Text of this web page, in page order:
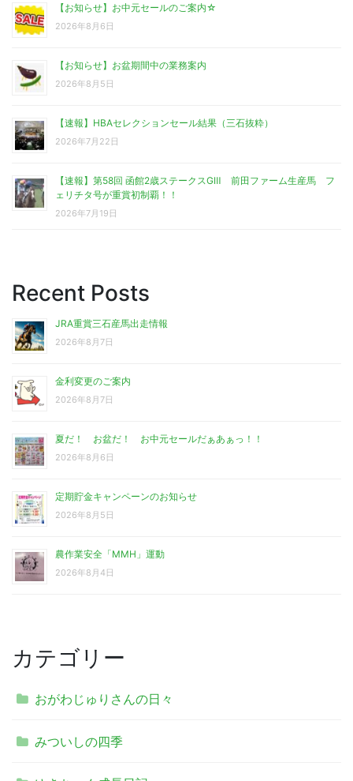
【お知らせ】お中元セールのご案内☆
2026年8月6日
【お知らせ】お盆期間中の業務案内
2026年8月5日
【速報】HBAセレクションセール結果（三石抜粋）
2026年7月22日
【速報】第58回 函館2歳ステークスGⅢ 前田ファーム生産馬 フ
ェリチタ号が重賞初制覇！！
2026年7月19日
Recent Posts
JRA重賞三石産馬出走情報
2026年8月7日
金利変更のご案内
2026年8月7日
夏だ！ お盆だ！ お中元セールだぁあぁっ！！
2026年8月6日
定期貯金キャンペーンのお知らせ
2026年8月5日
農作業安全「MMH」運動
2026年8月4日
カテゴリー
おがわじゅりさんの日々
みついしの四季